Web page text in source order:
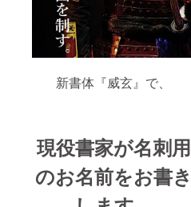
新書体『威玄』で、
現役書家が名刺用
のお名前をお書き